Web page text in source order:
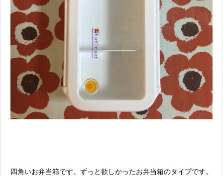
四角いお弁当箱です。ずっと欲しかったお弁当箱のタイプです。